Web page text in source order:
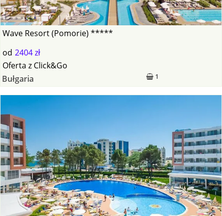
Wave Resort (Pomorie) *****
od 2404 zł
1
Oferta z Click&Go
Bułgaria